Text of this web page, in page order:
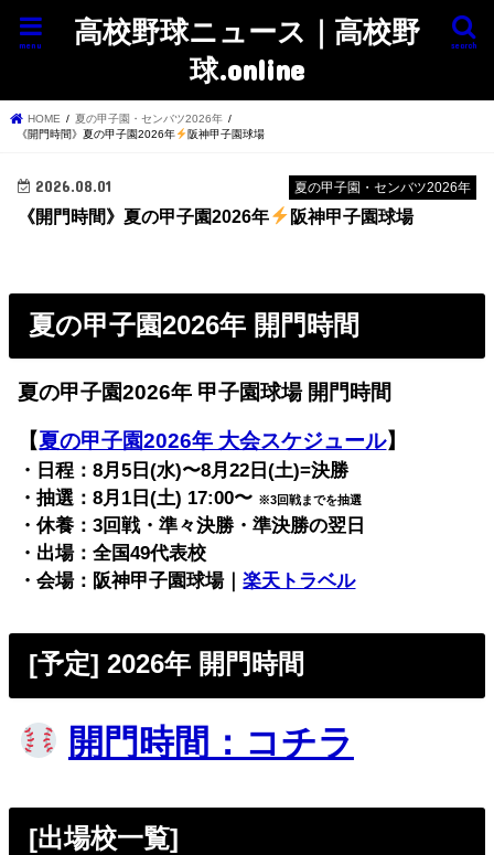
高校野球ニュース｜高校野
球.online
search
menu
HOME
夏の甲子園・センバツ2026年
《開門時間》夏の甲子園2026年
阪神甲子園球場
夏の甲子園・センバツ2026年
2026.08.01
《開門時間》夏の甲子園2026年 阪神甲子園球場
夏の甲子園2026年 開門時間
夏の甲子園2026年 甲子園球場 開門時間
【夏の甲子園2026年 大会スケジュール】
・日程：8月5日(水)〜8月22日(土)=決勝
・抽選：8月1日(土) 17:00〜 ※3回戦までを抽選
・休養：3回戦・準々決勝・準決勝の翌日
・出場：全国49代表校
・会場：阪神甲子園球場｜楽天トラベル
[予定] 2026年 開門時間
開門時間：コチラ
[出場校一覧]